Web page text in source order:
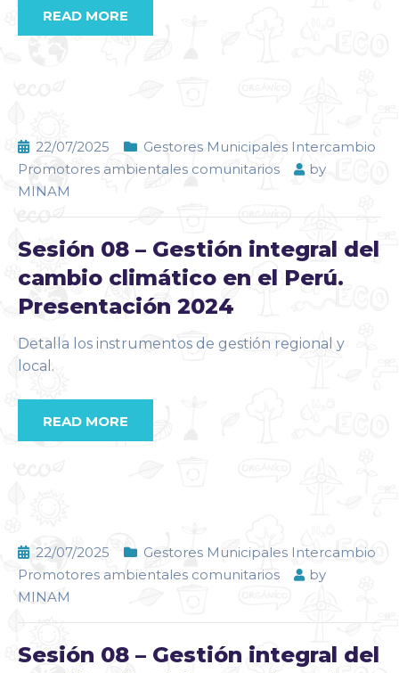
READ MORE
22/07/2025
Gestores Municipales Intercambio
Promotores ambientales comunitarios
by
MINAM
Sesión 08 – Gestión integral del
cambio climático en el Perú.
Presentación 2024
Detalla los instrumentos de gestión regional y
local.
READ MORE
22/07/2025
Gestores Municipales Intercambio
Promotores ambientales comunitarios
by
MINAM
Sesión 08 – Gestión integral del